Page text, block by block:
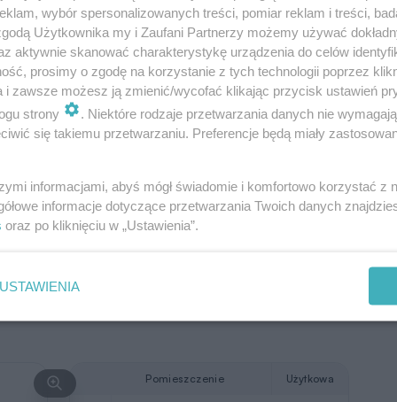
9 kuchnia 17,77 m
10 spiżarnia 3,79 m2
12 wc 2,02 m2
Razem 133,25 m
13 garaż 56,95 m2
W nawiasach podano powierzchnie
Pomieszczenie Użytkowa
wybór spersonalizowanych treści, pomiar reklam i treści,
Użytkownika my i Zaufani Partnerzy możemy używać
aktywnie skanować charakterystykę urządzenia do celów
prosimy o zgodę na korzystanie z tych technologii poprzez
i zawsze możesz ją zmienić/wycofać klikając przycisk ustawień
strony
. Niektóre rodzaje przetwarzania danych nie
się takiemu przetwarzaniu. Preferencje będą miały
informacjami, abyś mógł świadomie i komfortowo korzystać z
informacje dotyczące przetwarzania Twoich danych
oraz po kliknięciu w „Ustawienia”.
USTAWIENIA